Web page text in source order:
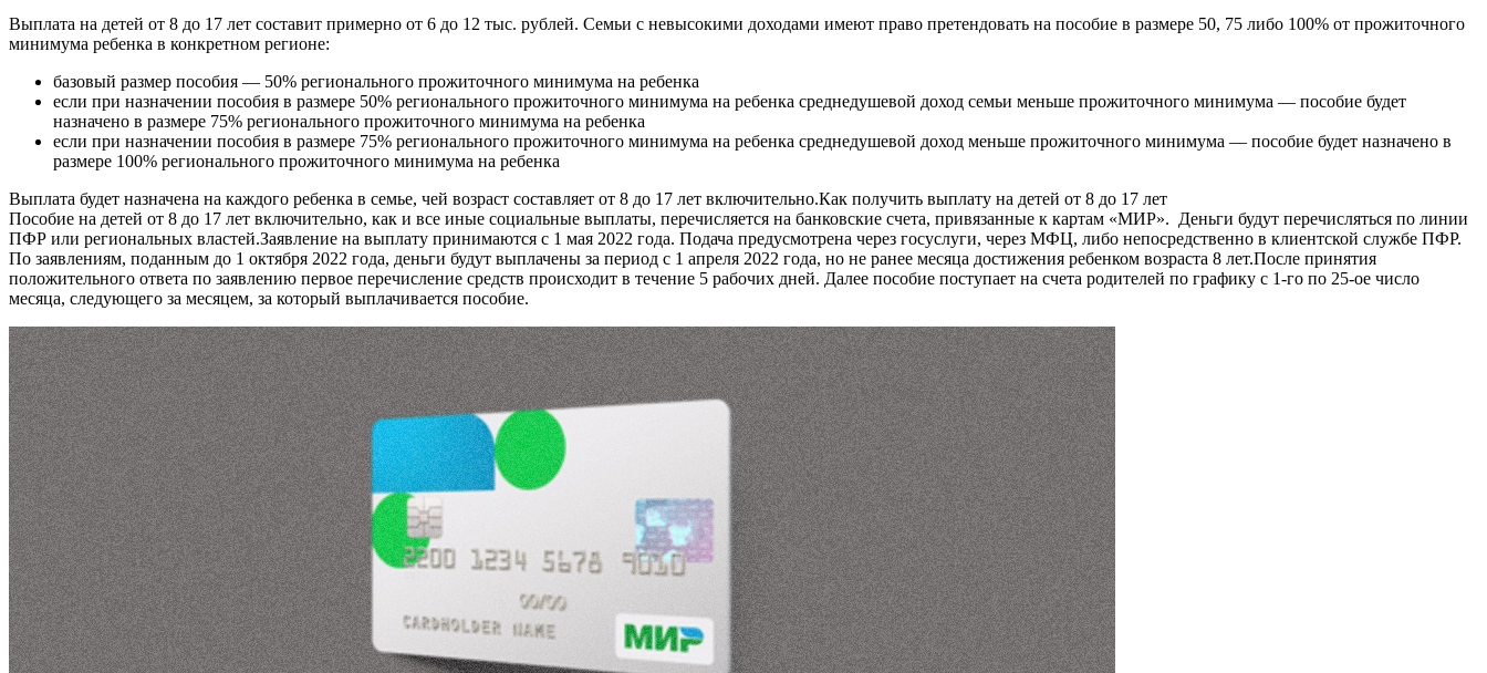
Выплата на детей от 8 до 17 лет составит примерно от 6 до 12 тыс. рублей. Семьи с невысокими доходами имеют право претендовать на пособие в размере 50, 75 либо 100% от прожиточного
минимума ребенка в конкретном регионе:
базовый размер пособия — 50% регионального прожиточного минимума на ребенка
если при назначении пособия в размере 50% регионального прожиточного минимума на ребенка среднедушевой доход семьи меньше прожиточного минимума — пособие будет
назначено в размере 75% регионального прожиточного минимума на ребенка
если при назначении пособия в размере 75% регионального прожиточного минимума на ребенка среднедушевой доход меньше прожиточного минимума — пособие будет назначено в
размере 100% регионального прожиточного минимума на ребенка
Выплата будет назначена на каждого ребенка в семье, чей возраст составляет от 8 до 17 лет включительно.Как получить выплату на детей от 8 до 17 лет
Пособие на детей от 8 до 17 лет включительно, как и все иные социальные выплаты, перечисляется на банковские счета, привязанные к картам «МИР». Деньги будут перечисляться по линии
ПФР или региональных властей.Заявление на выплату принимаются с 1 мая 2022 года. Подача предусмотрена через госуслуги, через МФЦ, либо непосредственно в клиентской службе ПФР.
По заявлениям, поданным до 1 октября 2022 года, деньги будут выплачены за период с 1 апреля 2022 года, но не ранее месяца достижения ребенком возраста 8 лет.После принятия
положительного ответа по заявлению первое перечисление средств происходит в течение 5 рабочих дней. Далее пособие поступает на счета родителей по графику с 1-го по 25-ое число
месяца, следующего за месяцем, за который выплачивается пособие.